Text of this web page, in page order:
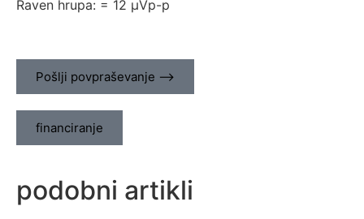
Raven hrupa: = 12 µVp-p
Pošlji povpraševanje ⟶
financiranje
podobni artikli